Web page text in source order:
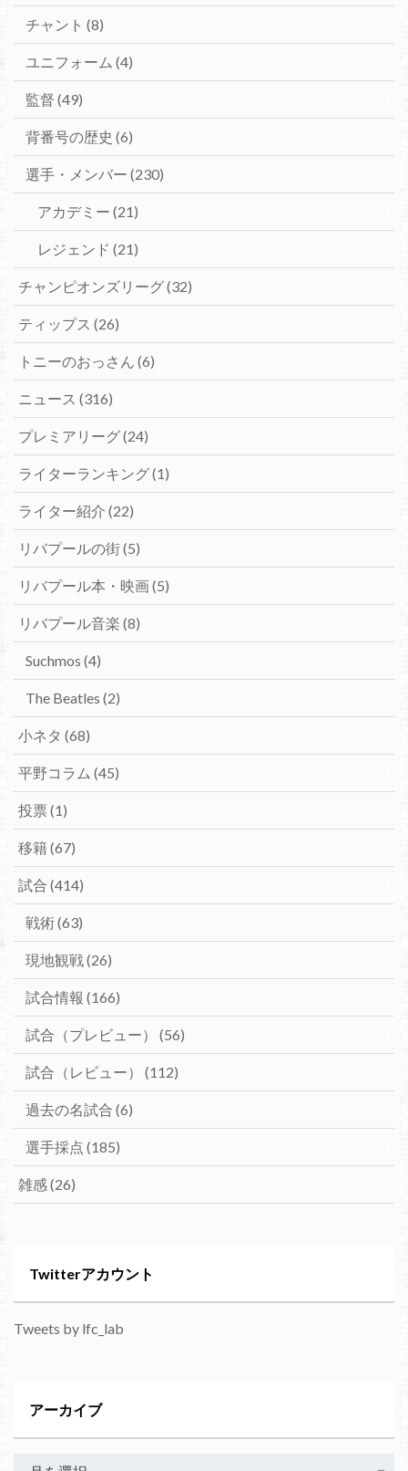
チャント (8)
ユニフォーム (4)
監督 (49)
背番号の歴史 (6)
選手・メンバー (230)
アカデミー (21)
レジェンド (21)
チャンピオンズリーグ(32)
ティップス (26)
トニーのおっさん (6)
ニュース (316)
プレミアリーグ(24)
ライターランキング(1)
ライター紹介 (22)
リバプールの街(5)
リバプール本・映画(5)
リバプール音楽 (8)
Suchmos (4)
The Beatles (2)
小ネタ (68)
平野コラム (45)
投票 (1)
移籍(67)
試合 (414)
戦術(63)
現地観戦(26)
試合情報 (166)
試合（プレビュー） (56)
試合（レビュー） (112)
過去の名試合 (6)
選手採点 (185)
雑感(26)
Twitterアカウント
Tweets by lfc_lab
アーカイブ